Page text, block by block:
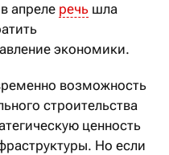
апреле речь шла
экономики.
возможность
строительства
ценность
Но если